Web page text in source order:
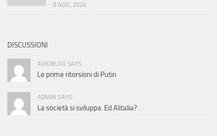
8 AGO, 2026
DISCUSSIONI
AVIOBLOG SAYS:
Le prime ritorsioni di Putin
ADMIN SAYS:
La società si sviluppa. Ed Alitalia?